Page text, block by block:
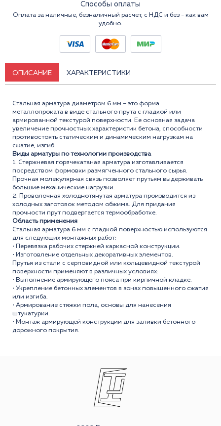
Способы оплаты
Оплата за наличные, безналичный расчет, с НДС и без - как вам
удобно.
ОПИСАНИЕ ХАРАКТЕРИСТИКИ
Стальная арматура диаметром 6 мм – это форма
металлопроката в виде стального прута с гладкой или
армированной текстурой поверхности. Ее основная задача
увеличение прочностных характеристик бетона, способности
противостоять статическим и динамическим нагрузкам на
сжатие, изгиб.
Виды арматуры по технологии производства
1. Стержневая горячекатаная арматура изготавливается
посредством формовки размягченного стального сырья.
Прочная молекулярная связь позволяет прутьям выдерживать
большие механические нагрузки.
2. Проволочная холоднотянутая арматура производится из
холодных заготовок методом обжима. Для придания
прочности прут подвергается термообработке.
Область применения
Стальная арматура 6 мм с гладкой поверхностью используются
для следующих монтажных работ:
• Перевязка рабочих стержней каркасной конструкции.
• Изготовление отдельных декоративных элементов.
Прутья из стали с серповидной или кольцевидной текстурой
поверхности применяют в различных условиях:
• Выполнение армирующего пояса при кирпичной кладке.
• Укрепление бетонных элементов в зонах повышенного сжатия
или изгиба.
• Армирование стяжки пола, основы для нанесения
штукатурки.
• Монтаж армирующей конструкции для заливки бетонного
дорожного покрытия.